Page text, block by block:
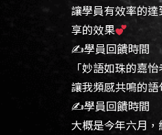
讓學員有效率的
享的效果
✍️學員回饋時間
「妙語如珠的嘉
讓我頻感共鳴的
✍️學員回饋時間
大概是今年六月